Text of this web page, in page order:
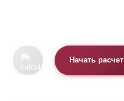
Начать расчет